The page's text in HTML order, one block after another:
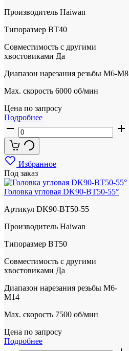
Производитель Haiwan
Типоразмер BT40
Совместимость с другими
хвостовиками Да
Диапазон нарезания резьбы М6-M8
Max. скорость 6000 об/мин
Цена по запросу
Подробнее
Избранное
Под заказ
Головка угловая DK90-BT50-55°
Артикул DK90-BT50-55
Производитель Haiwan
Типоразмер BT50
Совместимость с другими
хвостовиками Да
Диапазон нарезания резьбы М6-
М14
Max. скорость 7500 об/мин
Цена по запросу
Подробнее